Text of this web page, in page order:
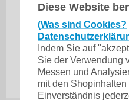
Diese Website
(Was sind Cookies?
Indem Sie auf
Sie der Verwendung
Messen und
mit den
Einverständnis